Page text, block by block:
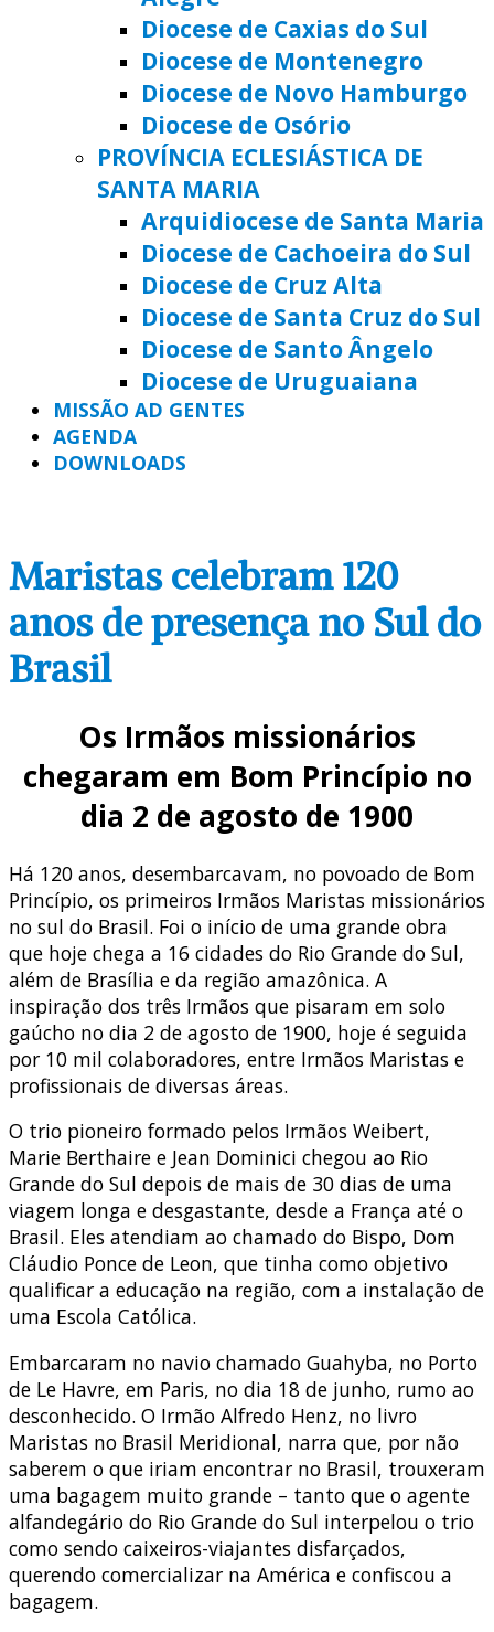
Diocese de Caxias do Sul
Diocese de Montenegro
Diocese de Novo Hamburgo
Diocese de Osório
PROVÍNCIA ECLESIÁSTICA DE
SANTA MARIA
Arquidiocese de Santa Maria
Diocese de Cachoeira do Sul
Diocese de Cruz Alta
Diocese de Santa Cruz do Sul
Diocese de Santo Ângelo
Diocese de Uruguaiana
MISSÃO AD GENTES
AGENDA
DOWNLOADS
Maristas celebram 120
anos de presença no Sul do
Brasil
Os Irmãos missionários
chegaram em Bom Princípio no
dia 2 de agosto de 1900
Há 120 anos, desembarcavam, no povoado de Bom
Princípio, os primeiros Irmãos Maristas missionários
no sul do Brasil. Foi o início de uma grande obra
que hoje chega a 16 cidades do Rio Grande do Sul,
além de Brasília e da região amazônica. A
inspiração dos três Irmãos que pisaram em solo
gaúcho no dia 2 de agosto de 1900, hoje é seguida
por 10 mil colaboradores, entre Irmãos Maristas e
profissionais de diversas áreas.
O trio pioneiro formado pelos Irmãos Weibert,
Marie Berthaire e Jean Dominici chegou ao Rio
Grande do Sul depois de mais de 30 dias de uma
viagem longa e desgastante, desde a França até o
Brasil. Eles atendiam ao chamado do Bispo, Dom
Cláudio Ponce de Leon, que tinha como objetivo
qualificar a educação na região, com a instalação de
uma Escola Católica.
Embarcaram no navio chamado Guahyba, no Porto
de Le Havre, em Paris, no dia 18 de junho, rumo ao
desconhecido. O Irmão Alfredo Henz, no livro
Maristas no Brasil Meridional, narra que, por não
saberem o que iriam encontrar no Brasil, trouxeram
uma bagagem muito grande – tanto que o agente
alfandegário do Rio Grande do Sul interpelou o trio
como sendo caixeiros-viajantes disfarçados,
querendo comercializar na América e confiscou a
bagagem.